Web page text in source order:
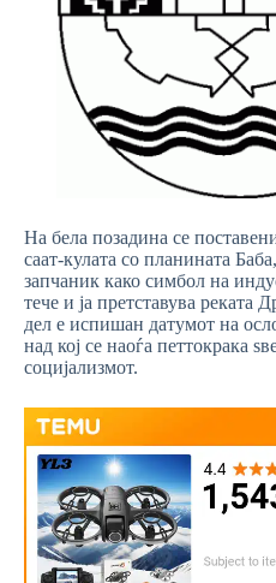
На бела позадина се
саат-кулата со планината
запчаник како симбол на
тече и ја претставува реката
дел е испишан датумот на
над кој се наоѓа петтокрака
социјализмот.